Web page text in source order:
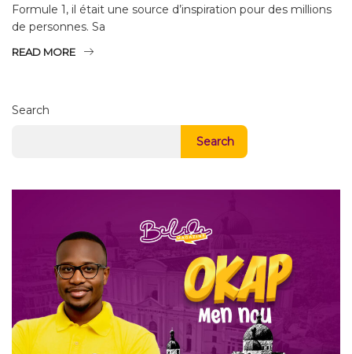
Formule 1, il était une source d’inspiration pour des millions
de personnes. Sa
READ MORE
Search
Search